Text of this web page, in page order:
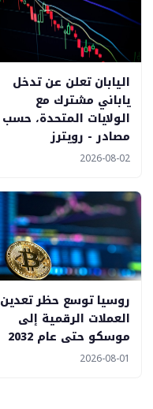
اليابان تعلن عن تدخل
ياباني مشترك مع
الولايات المتحدة، حسب
مصادر - رويترز
2026-08-02
روسيا توسع حظر تعدين
العملات الرقمية إلى
موسكو حتى عام 2032
2026-08-01